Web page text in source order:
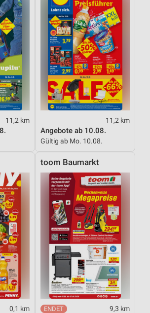
11,2 km 11,2 km
Angebote ab 10.08.
Gültig ab Mo. 10.08.
0,1 km
toom Baumarkt
9,3 km